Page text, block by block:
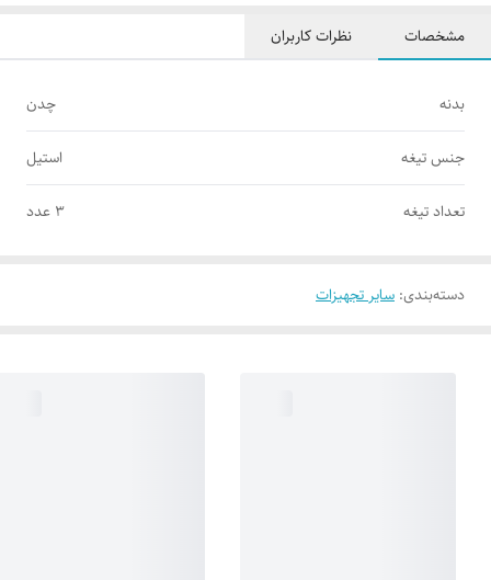
مشخصات نظرات کاربران
بدنه چدن
جنس تیغه استیل
تعداد تیغه ۳ عدد
دسته‌بندی: سایر تجهیزات